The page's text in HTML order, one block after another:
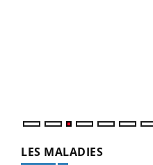
LES MALADIES